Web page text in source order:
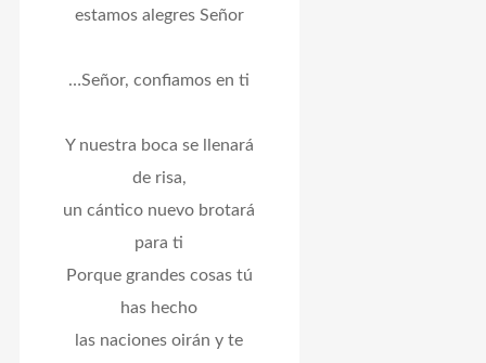
estamos alegres Señor
…Señor, confiamos en ti
Y nuestra boca se llenará
de risa,
un cántico nuevo brotará
para ti
Porque grandes cosas tú
has hecho
las naciones oirán y te